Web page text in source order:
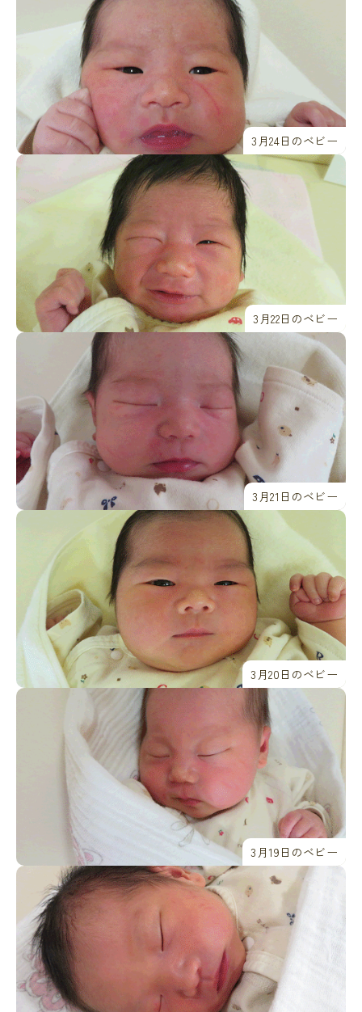
3月24日のベビー
3月22日のベビー
3月21日のベビー
3月20日のベビー
3月19日のベビー